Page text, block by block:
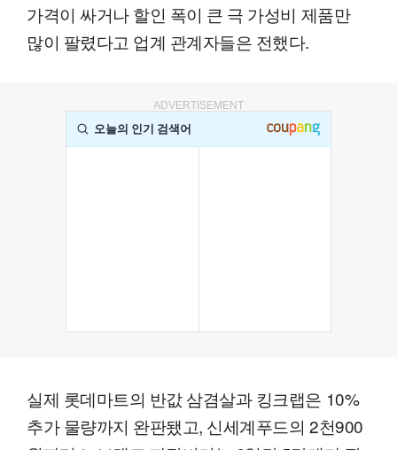
가격이 싸거나 할인 폭이 큰 극 가성비 제품만
많이 팔렸다고 업계 관계자들은 전했다.
ADVERTISEMENT
실제 롯데마트의 반값 삼겸살과 킹크랩은 10%
추가 물량까지 완판됐고, 신세계푸드의 2천900